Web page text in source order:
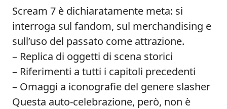
Scream 7 è dichiaratamente meta: si
interroga sul fandom, sul merchandising e
sull’uso del passato come attrazione.
– Replica di oggetti di scena storici
– Riferimenti a tutti i capitoli precedenti
– Omaggi a iconografie del genere slasher
Questa auto-celebrazione, però, non è